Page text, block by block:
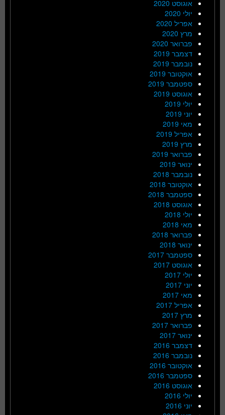
אוגוסט 2020
יולי 2020
אפריל 2020
מרץ 2020
פברואר 2020
דצמבר 2019
נובמבר 2019
אוקטובר 2019
ספטמבר 2019
אוגוסט 2019
יולי 2019
יוני 2019
מאי 2019
אפריל 2019
מרץ 2019
פברואר 2019
ינואר 2019
נובמבר 2018
אוקטובר 2018
ספטמבר 2018
אוגוסט 2018
יולי 2018
מאי 2018
פברואר 2018
ינואר 2018
ספטמבר 2017
אוגוסט 2017
יולי 2017
יוני 2017
מאי 2017
אפריל 2017
מרץ 2017
פברואר 2017
ינואר 2017
דצמבר 2016
נובמבר 2016
אוקטובר 2016
ספטמבר 2016
אוגוסט 2016
יולי 2016
יוני 2016